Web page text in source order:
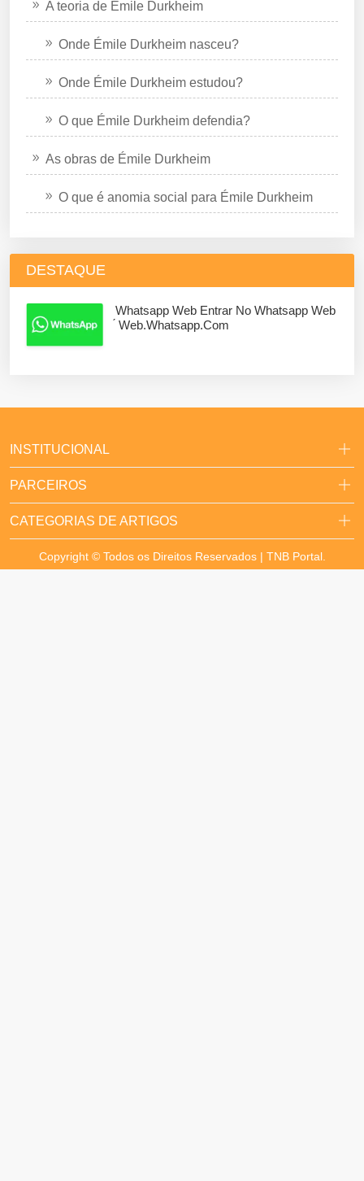
A teoria de Émile Durkheim
Onde Émile Durkheim nasceu?
Onde Émile Durkheim estudou?
O que Émile Durkheim defendia?
As obras de Émile Durkheim
O que é anomia social para Émile Durkheim
DESTAQUE
Whatsapp Web Entrar No Whatsapp Web
́ Web.whatsapp.com
INSTITUCIONAL
PARCEIROS
CATEGORIAS DE ARTIGOS
Copyright © Todos os Direitos Reservados | TNB Portal.